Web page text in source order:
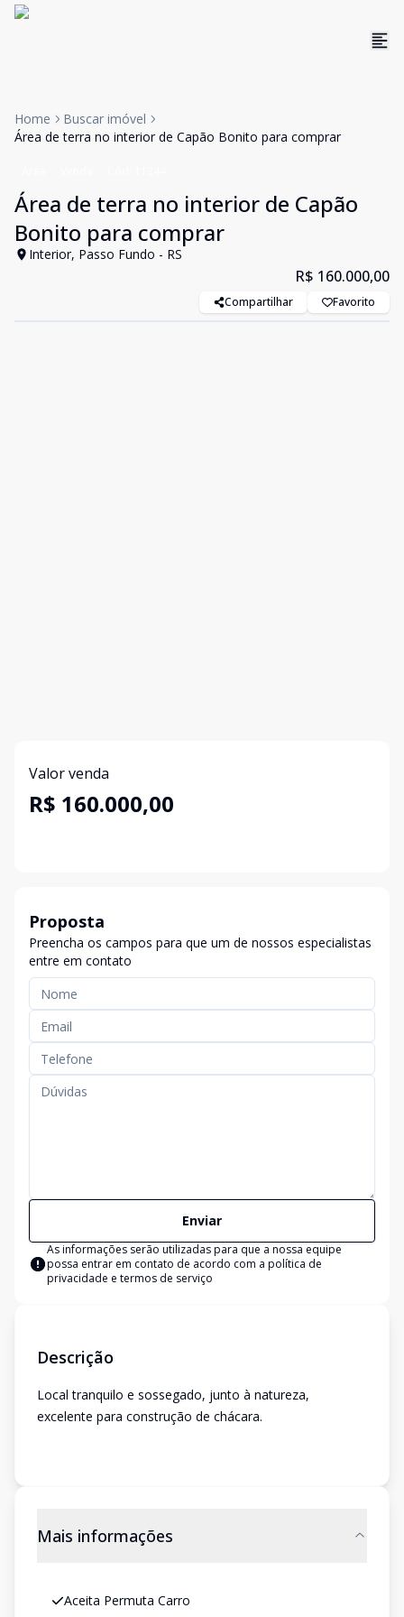
Home
Buscar imóvel
Área de terra no interior de Capão Bonito para comprar
Área de terra no interior de Capão
Bonito para comprar
Interior, Passo Fundo - RS
R$ 160.000,00
Compartilhar Favorito
Valor venda
R$ 160.000,00
Proposta
Preencha os campos para que um de nossos especialistas
entre em contato
Enviar
As informações serão utilizadas para que a nossa equipe
possa entrar em contato de acordo com a política de
privacidade e termos de serviço
Descrição
Local tranquilo e sossegado, junto à natureza,
excelente para construção de chácara.
Mais informações
Aceita Permuta Carro